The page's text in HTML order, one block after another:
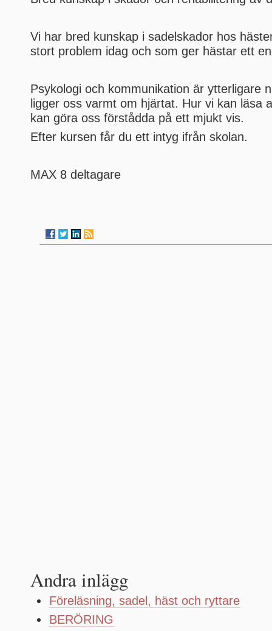
Vi har bred kunskap i sadelskador hos
stort problem idag och som ger hästar ett
Psykologi och kommunikation är ytterligare
ligger oss varmt om hjärtat. Hur vi kan läsa
kan göra oss förstådda på ett mjukt vis.
Efter kursen får du ett intyg ifrån skolan.
MAX 8 deltagare
Andra inlägg
Föreläsning, sadel, häst och ryttare
BERÖRING